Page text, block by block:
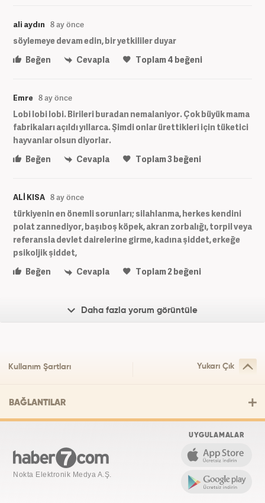
ali aydın 8 ay önce
söylemeye devam edin, bir yetkililer duyar
Beğen
Cevapla Toplam4 beğeni
Emre 8 ay önce
Lobi lobi lobi. Birileri buradan nemalaniyor. Çok büyük mama
fabrikaları açıldı yıllarca. Şimdi onlar ürettikleri için tüketici
hayvanlar olsun diyorlar.
Beğen
Cevapla Toplam3beğeni
ALİ KISA 8 ay önce
türkiyenin en önemli sorunları; silahlanma, herkes kendini
polat zannediyor, başıboş köpek, akran zorbalığı, torpil veya
referansla devlet dairelerine girme, kadına şiddet, erkeğe
psikoljik şiddet,
Beğen
Cevapla Toplam2beğeni
Daha fazla yorum görüntüle
Kullanım Şartları Yukarı Çık
BAĞLANTILAR
Nokta Elektronik Medya A.Ş.
UYGULAMALAR